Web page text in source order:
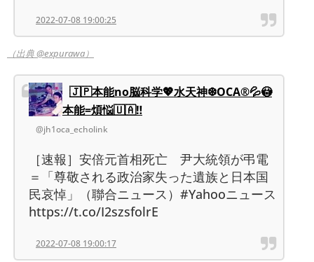
2022-07-08 19:00:25
（出典 @expurawa）
🇯🇵本能no脳科学💖水天神❆OCA®💦😳
本能=煩悩🇺🇦‼️
@jh1oca_echolink
［速報］安倍元首相死亡 尹大統領が弔電
＝「尊敬される政治家失った遺族と日本国
民哀悼」（聯合ニュース）#Yahooニュース
https://t.co/I2szsfolrE
2022-07-08 19:00:17